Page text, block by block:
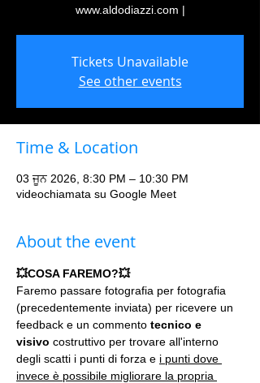
www.aldodiazzi.com |
Tickets Unavailable
See other events
Time & Location
03 ਜੂਨ 2026, 8:30 PM – 10:30 PM
videochiamata su Google Meet
About the event
💥COSA FAREMO?💥
Faremo passare fotografia per fotografia
(precedentemente inviata) per ricevere un
feedback e un commento tecnico e
visivo costruttivo per trovare all'interno
degli scatti i punti di forza e i punti dove
invece è possibile migliorare la propria